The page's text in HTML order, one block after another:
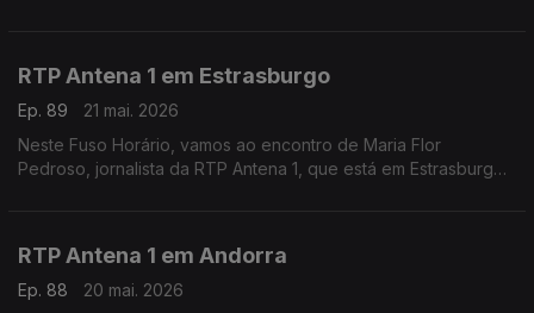
RTP Antena 1 em Estrasburgo
Ep. 89
21 mai. 2026
Neste Fuso Horário, vamos ao encontro de Maria Flor
Pedroso, jornalista da RTP Antena 1, que está em Estrasburgo
RTP Antena 1 em Andorra
Ep. 88
20 mai. 2026